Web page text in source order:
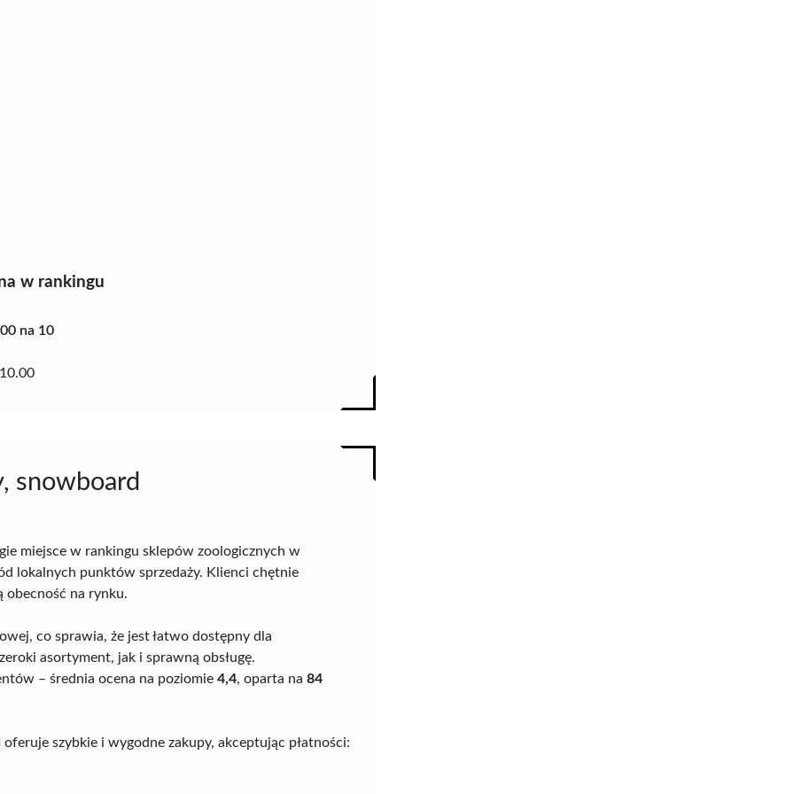
w rankingu
na 10
10.00
snowboard
miejsce w rankingu sklepów zoologicznych w
lokalnych punktów sprzedaży. Klienci chętnie
obecność na rynku.
co sprawia, że jest łatwo dostępny dla
asortyment, jak i sprawną obsługę.
– średnia ocena na poziomie 4,4, oparta na 84
oferuje szybkie i wygodne zakupy, akceptując płatności: